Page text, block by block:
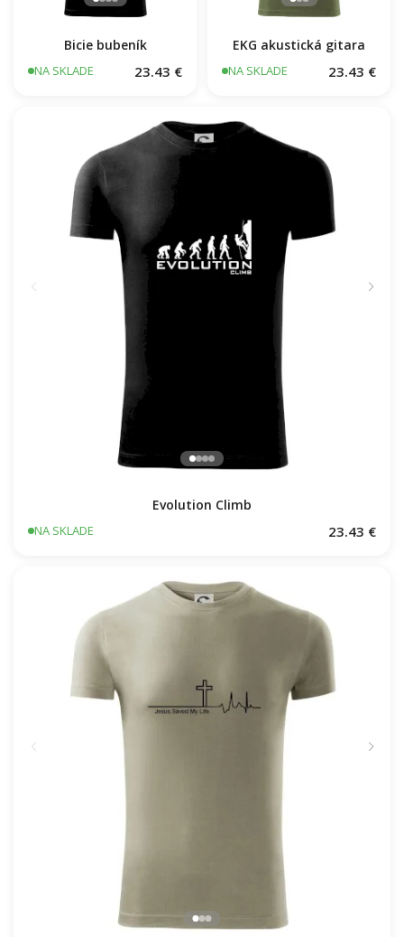
Bicie bubeník
NA SKLADE 23.43 €
EKG akustická gitara
NA SKLADE 23.43 €
Evolution Climb
NA SKLADE 23.43 €